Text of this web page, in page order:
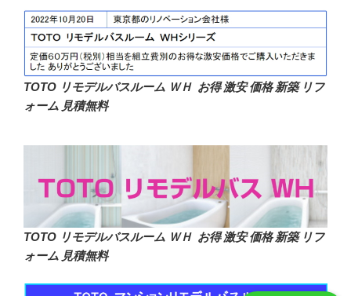
TOTO リモデルバスルーム ＷＨ お得 激安 価格 新築 リフ
ォーム 見積無料
TOTO リモデルバスルーム ＷＨ お得 激安 価格 新築 リフ
ォーム 見積無料